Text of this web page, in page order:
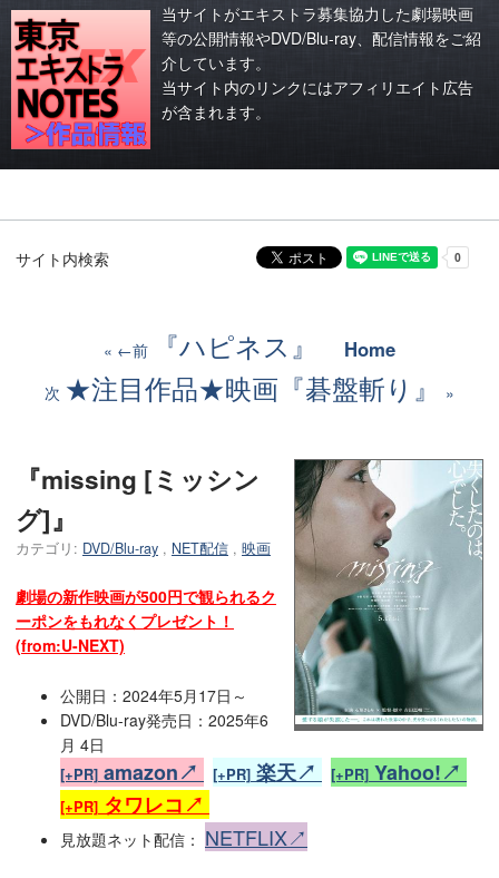
当サイトがエキストラ募集協力した劇場映画
等の公開情報やDVD/Blu-ray、配信情報をご紹
介しています。
当サイト内のリンクにはアフィリエイト広告
が含まれます。
サイト内検索
←前 『ハピネス』 Home
次 ★注目作品★映画『碁盤斬り』
『missing [ミッシン
グ]』
カテゴリ: DVD/Blu-ray , NET配信 , 映画
劇場の新作映画が500円で観られるク
ーポンをもれなくプレゼント！
(from:U-NEXT)
公開日：2024年5月17日～
DVD/Blu-ray発売日：2025年6
月 4日
[+PR] amazon↗ [+PR] 楽天↗ [+PR] Yahoo!↗
[+PR] タワレコ↗
見放題ネット配信： NETFLIX↗